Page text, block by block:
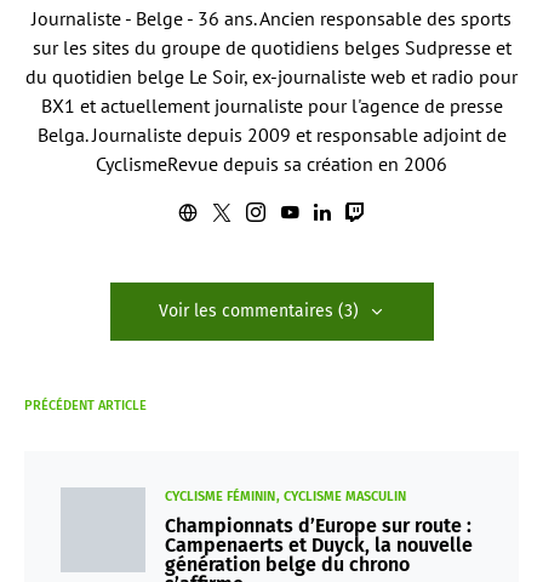
Journaliste - Belge - 36 ans. Ancien responsable des sports
sur les sites du groupe de quotidiens belges Sudpresse et
du quotidien belge Le Soir, ex-journaliste web et radio pour
BX1 et actuellement journaliste pour l'agence de presse
Belga. Journaliste depuis 2009 et responsable adjoint de
CyclismeRevue depuis sa création en 2006
Voir les commentaires (3)
PRÉCÉDENT ARTICLE
CYCLISME FÉMININ CYCLISME MASCULIN
Championnats d’Europe sur route :
Campenaerts et Duyck, la nouvelle
génération belge du chrono